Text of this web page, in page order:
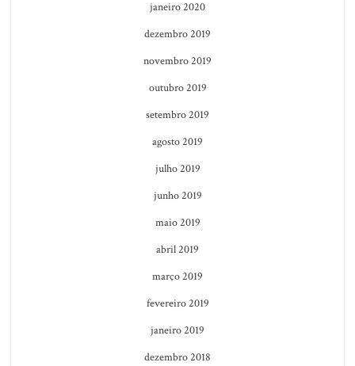
janeiro 2020
dezembro 2019
novembro 2019
outubro 2019
setembro 2019
agosto 2019
julho 2019
junho 2019
maio 2019
abril 2019
março 2019
fevereiro 2019
janeiro 2019
dezembro 2018